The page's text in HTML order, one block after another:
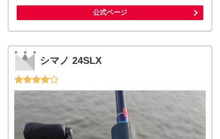
公式ページ
シマノ 24SLX